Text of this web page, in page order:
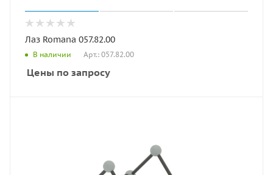
Лаз Romana 057.82.00
В наличии Арт.: 057.82.00
Цены по запросу